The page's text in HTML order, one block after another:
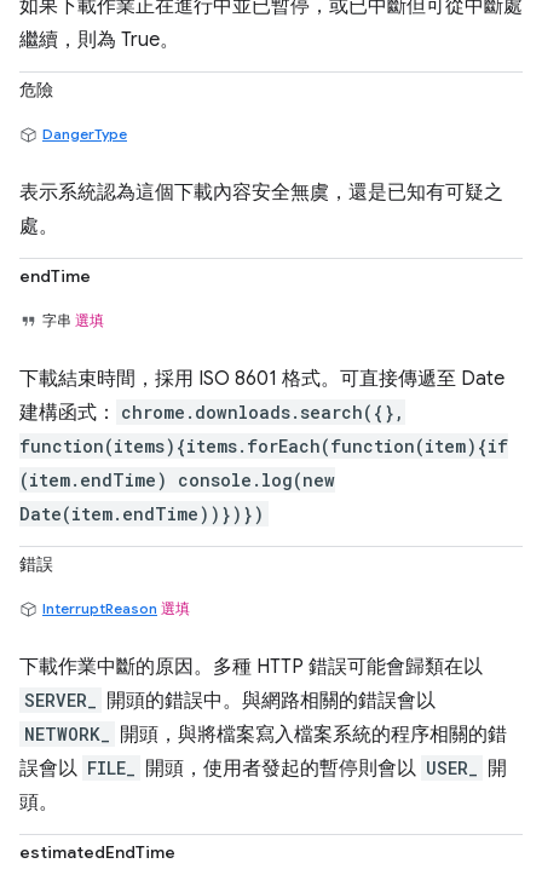
如果下載作業正在進行中並已暫停，或已中斷但可從中斷處
繼續，則為 True。
危險
DangerType
表示系統認為這個下載內容安全無虞，還是已知有可疑之
處。
endTime
字串 選填
下載結束時間，採用 ISO 8601 格式。可直接傳遞至 Date
建構函式：
chrome.downloads.search({},
function(items){items.forEach(function(item){if
(item.endTime) console.log(new
Date(item.endTime))})})
錯誤
InterruptReason 選填
下載作業中斷的原因。多種 HTTP 錯誤可能會歸類在以
SERVER_ 開頭的錯誤中。與網路相關的錯誤會以
NETWORK_
開頭，與將檔案寫入檔案系統的程序相關的錯
誤會以 FILE_ 開頭，使用者發起的暫停則會以 USER_
開
頭。
estimatedEndTime